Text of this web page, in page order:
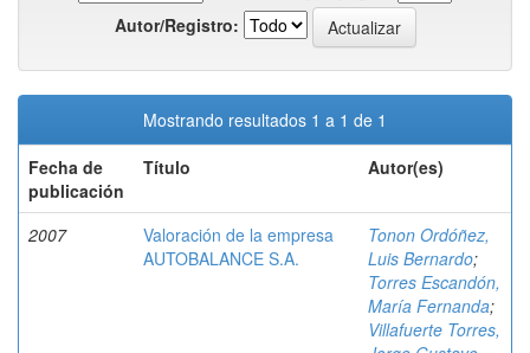
Autor/Registro:
Mostrando resultados 1 a 1 de 1
Fecha de
publicación
Título Autor(es)
2007
Valoración de la empresa
AUTOBALANCE S.A.
Tonon Ordóñez,
Luis Bernardo;
Torres Escandón,
María Fernanda;
Villafuerte Torres,